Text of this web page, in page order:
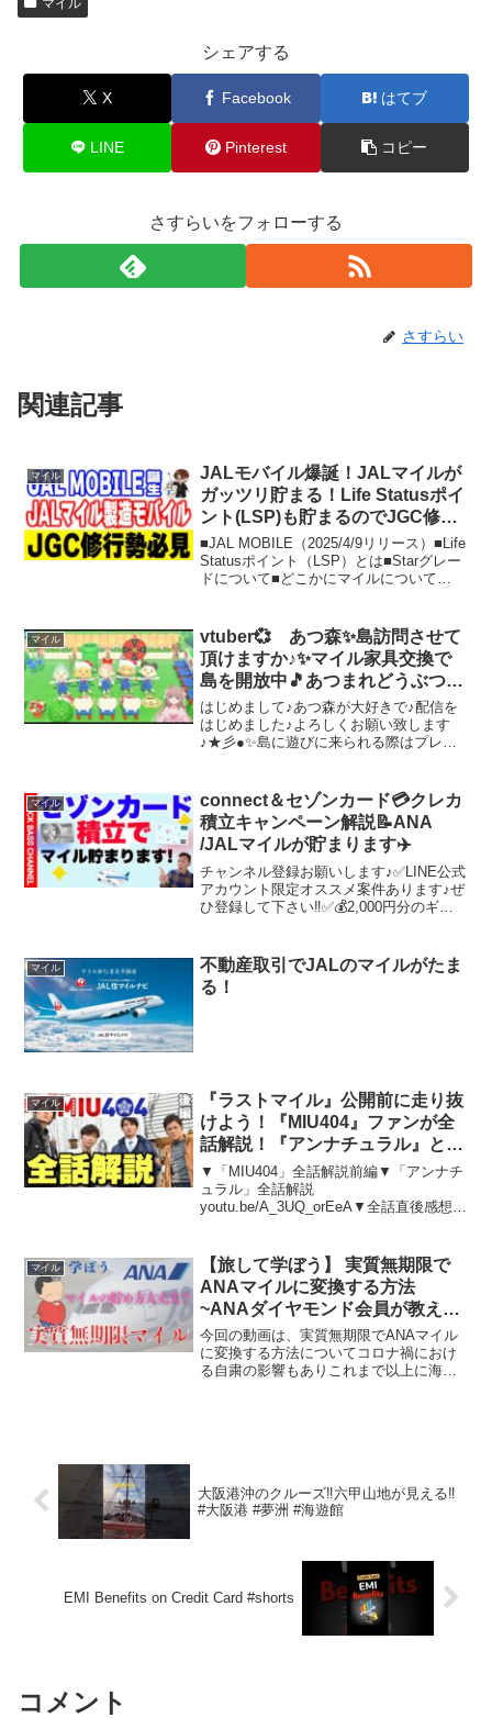
マイル
シェアする
X Facebook はてブ
LINE Pinterest コピー
さすらいをフォローする
さすらい
関連記事
マイル
JALモバイル爆誕！JALマイルが
ガッツリ貯まる！Life Statusポイ
ント(LSP)も貯まるのでJGC修行
も捗る
■JAL MOBILE（2025/4/9リリース）■Life
Statusポイント（LSP）とは■Starグレー
ドについて■どこかにマイルについて
（2025/2/...
マイル
vtuber💞 あつ森✨島訪問させて
頂けますか♪✨マイル家具交換で
島を開放中🎵あつまれどうぶつの
森 ライブ配信
はじめまして♪あつ森が大好きで♪配信を
はじめました♪よろしくお願い致します
♪★彡●✨島に遊びに来られる際はプレゼ
=================...
マイル
connect＆セゾンカード💳クレカ
積立キャンペーン解説📝ANA
/JALマイルが貯まります✈️
チャンネル登録お願いします♪✅LINE公式
アカウント限定オススメ案件あります♪ぜ
ひ登録して下さい‼︎✅💰2,000円分のギフ
ート回答と本人確認完了で2,000円の選...
マイル
不動産取引でJALのマイルがたま
る！
マイル
『ラストマイル』公開前に走り抜
けよう！『MIU404』ファンが全
話解説！『アンナチュラル』との
関係【後編/6-11話 星野源 綾野剛
麻生久美子 岡田健史/水上恒司 橋
本じゅん 村上虹郎 菅田将暉】
▼「MIU404」全話解説前編▼「アンナチ
ュラル」全話解説
youtu.be/A_3UQ_orEeA▼全話直後感想生
などはあり得ます。各自で確認して下さ
い。
マイル
【旅して学ぼう】 実質無期限で
ANAマイルに変換する方法
~ANAダイヤモンド会員が教える
~
今回の動画は、実質無期限でANAマイル
に変換する方法についてコロナ禍におけ
る自粛の影響もありこれまで以上に海外
大阪港沖のクルーズ‼️六甲山地が見える‼️
#大阪港 #夢洲 #海遊館
EMI Benefits on Credit Card #shorts
コメント